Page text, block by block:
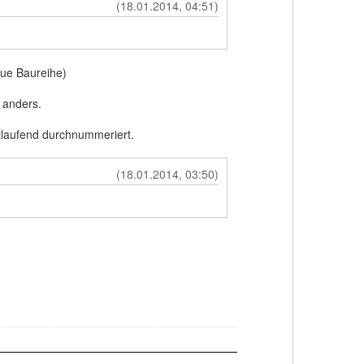
(18.01.2014, 04:51)
Baureihe)
durchnummeriert.
(18.01.2014, 03:50)